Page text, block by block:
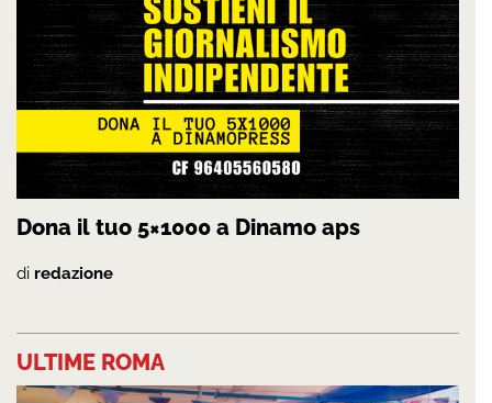
Dona il tuo 5×1000 a Dinamo aps
di redazione
ULTIME ROMA